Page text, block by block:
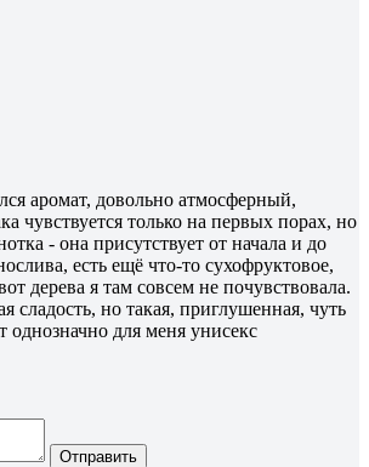
аромат, довольно атмосферный,
чувствуется только на первых порах, но
- она присутствует от начала и до
есть ещё что-то сухофруктовое,
дерева я там совсем не почувствовала.
сладость, но такая, приглушенная, чуть
однозначно для меня унисекс
Отправить